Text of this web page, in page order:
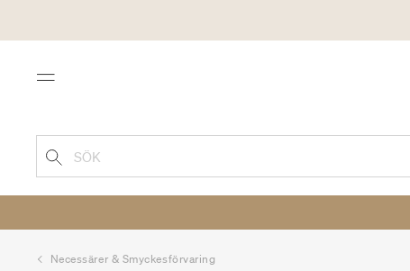
Menu
SÖK
Necessärer & Smyckesförvaring